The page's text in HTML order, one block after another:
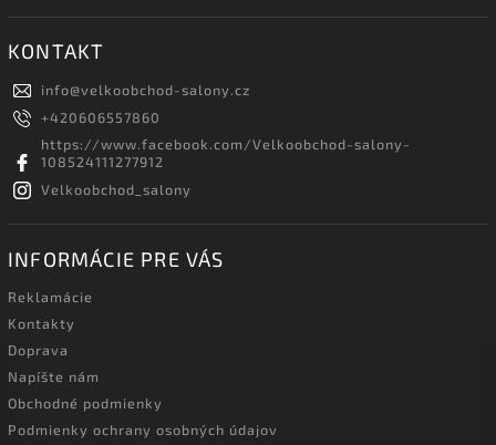
KONTAKT
info@velkoobchod-salony.cz
+420606557860
https://www.facebook.com/Velkoobchod-salony-
108524111277912
Velkoobchod_salony
INFORMÁCIE PRE VÁS
Reklamácie
Kontakty
Doprava
Napíšte nám
Obchodné podmienky
Podmienky ochrany osobných údajov